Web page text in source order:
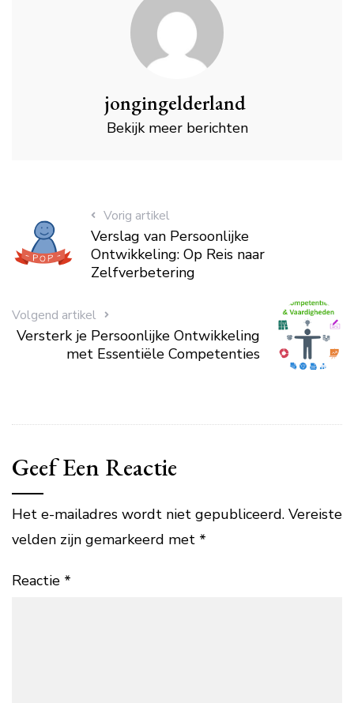
jongingelderland
Bekijk meer berichten
Vorig artikel
Verslag van Persoonlijke
Ontwikkeling: Op Reis naar
Zelfverbetering
Volgend artikel
Versterk je Persoonlijke Ontwikkeling
met Essentiële Competenties
Geef Een Reactie
Het e-mailadres wordt niet gepubliceerd. Vereiste
velden zijn gemarkeerd met *
Reactie *